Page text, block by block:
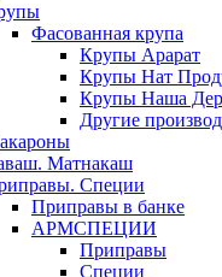
Фасованная крупа
Крупы Арарат
Крупы Нат
Крупы Наша
Другие
Матнакаш
Специи
Приправы в банке
АРМСПЕЦИИ
Приправы
Специи